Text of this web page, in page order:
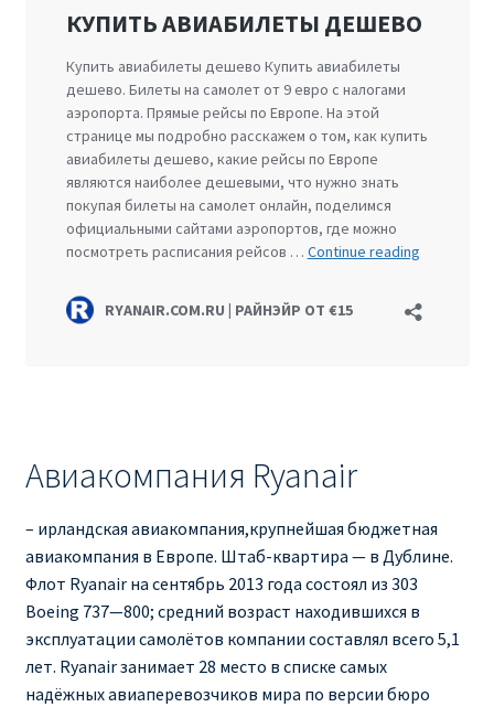
Авиакомпания Ryanair
– ирландская авиакомпания,крупнейшая бюджетная
авиакомпания в Европе. Штаб-квартира — в Дублине.
Флот Ryanair на сентябрь 2013 года состоял из 303
Boeing 737—800; средний возраст находившихся в
эксплуатации самолётов компании составлял всего 5,1
лет. Ryanair занимает 28 место в списке самых
надёжных авиаперевозчиков мира по версии бюро